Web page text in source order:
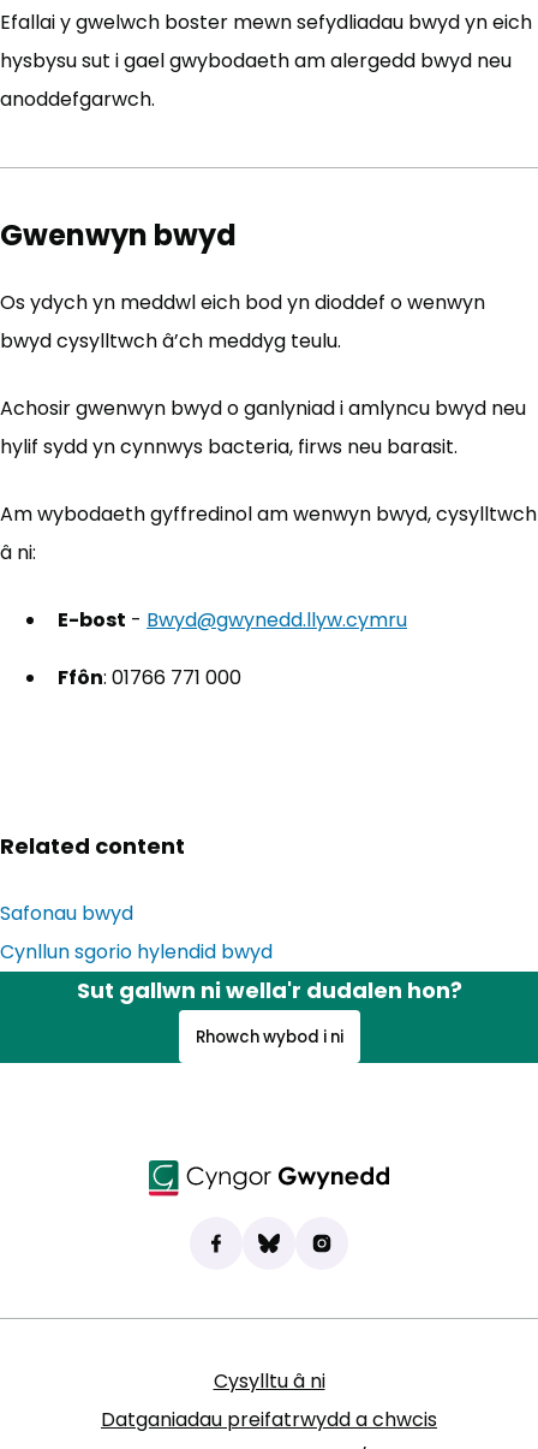
Efallai y gwelwch boster mewn sefydliadau bwyd yn eich
hysbysu sut i gael gwybodaeth am alergedd bwyd neu
anoddefgarwch.
Gwenwyn bwyd
Os ydych yn meddwl eich bod yn dioddef o wenwyn
bwyd cysylltwch â’ch meddyg teulu.
Achosir gwenwyn bwyd o ganlyniad i amlyncu bwyd neu
hylif sydd yn cynnwys bacteria, firws neu barasit.
Am wybodaeth gyffredinol am wenwyn bwyd, cysylltwch
â ni:
E-bost - Bwyd@gwynedd.llyw.cymru
Ffôn: 01766 771 000
Related content
Safonau bwyd
Cynllun sgorio hylendid bwyd
Sut gallwn ni wella'r dudalen hon?
Rhowch wybod i ni
Dod o hyd i ni ar Facebook
(yn agor mewn tab newydd)
Bluesky
(yn agor mewn tab newydd)
Instagram
(yn agor mewn tab
Cysylltu â ni
Datganiadau preifatrwydd a chwcis